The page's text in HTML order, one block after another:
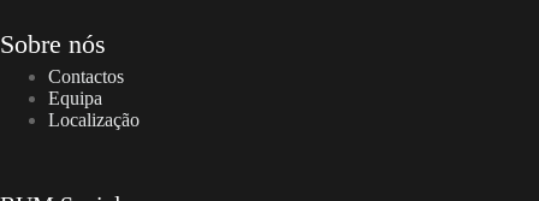
Sobre nós
Contactos
Equipa
Localização